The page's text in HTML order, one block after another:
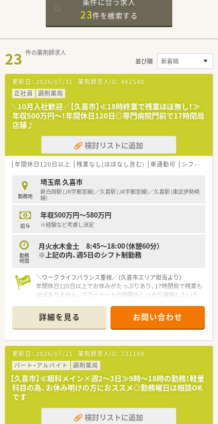
23件を検索する
23 件の薬剤師求人
並び順
更新日： 2026/07/31 薬剤師求人ID： 462540
正社員
調剤薬局
＼10月入社歓迎／【久喜市】≪18時終業で残業ほぼ無し！≫
年収500万円～！年間休日120日◎専門病院門前で17時閉局
店舗♪
検討リストに追加
年間休日120日以上 残業なし(ほぼなし含む) 車通勤可 シフト制
勤務地
埼玉県 久喜市
新白岡駅 (JR宇都宮線)／久喜駅 (JR宇都宮線)／久喜駅 (東武伊勢崎
線)
給与
年収500万円～580万円
※経験など考慮し決定
勤務
時間
月火水木金土 8:45～18:00（休憩60分）
※上記の内、週5日のシフト制勤務
＼ワークライフバランス重視／（久喜市エリア担当より）
年間休日120日以上でお休みがたっぷりあり、17時閉局で残業も
ほぼありません。プライベートの時間をしっかり確保したい方
＊------------------------------------------＊
【店舗情報と応需状況について】
■最寄り駅である久喜駅や新白岡駅から車で8分ほどの場所にあ
り、広々とした駐車場も完備されています。
■近隣の病院から精神科と心療内科をメインに、1日あたり約
120枚の処方箋を安定して応需しています。
■2012年にオープンした清潔感のあるキレイな店舗であり、気
持ちよく日々の業務に取り組める環境です。
【法人特徴について】
り、遠くへの異動や転勤の心配がございません。
■経営理念として真心を掲げており、地域の皆様がいつも安心し
詳細を見る お問い合わせ
更新日： 2026/07/21 薬剤師求人ID： 731169
パート・アルバイト
調剤薬局
【久喜市】≪眼科メイン×週2～3日≫9時～18時の勤務！軽量
科目の為、お休み明けの方におススメ◎勤務曜日は相談OK
です
検討リストに追加